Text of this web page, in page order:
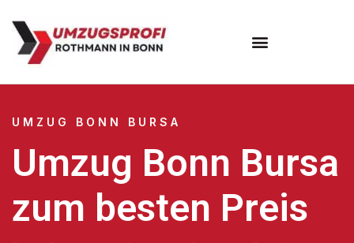
UMZUG BONN BURSA
Umzug Bonn Bursa
zum besten Preis